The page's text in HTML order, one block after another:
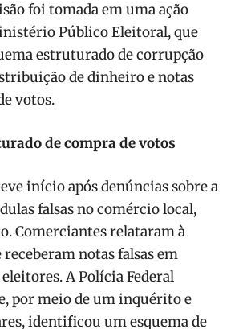
foi tomada em uma ação
Público Eleitoral, que
estruturado de corrupção
de dinheiro e notas
votos.
de compra de votos
início após denúncias sobre a
falsas no comércio local,
Comerciantes relataram à
notas falsas em
A Polícia Federal
por meio de um inquérito e
identificou um esquema de